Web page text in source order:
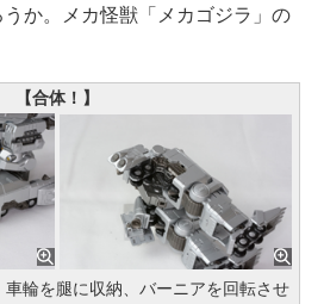
か。メカ怪獣「メカゴジラ」の
【合体！】
輪を腿に収納、バーニアを回転させ